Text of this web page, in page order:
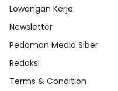
Lowongan Kerja
Newsletter
Pedoman Media Siber
Redaksi
Terms & Condition